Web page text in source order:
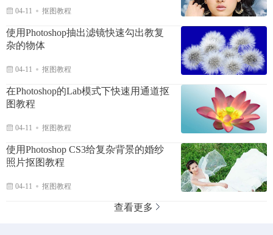
04-11 抠图教程
使用Photoshop抽出滤镜快速勾出教复
杂的物体
04-11 抠图教程
在Photoshop的Lab模式下快速用通道抠
图教程
04-11 抠图教程
使用Photoshop CS3给复杂背景的婚纱
照片抠图教程
04-11 抠图教程
查看更多